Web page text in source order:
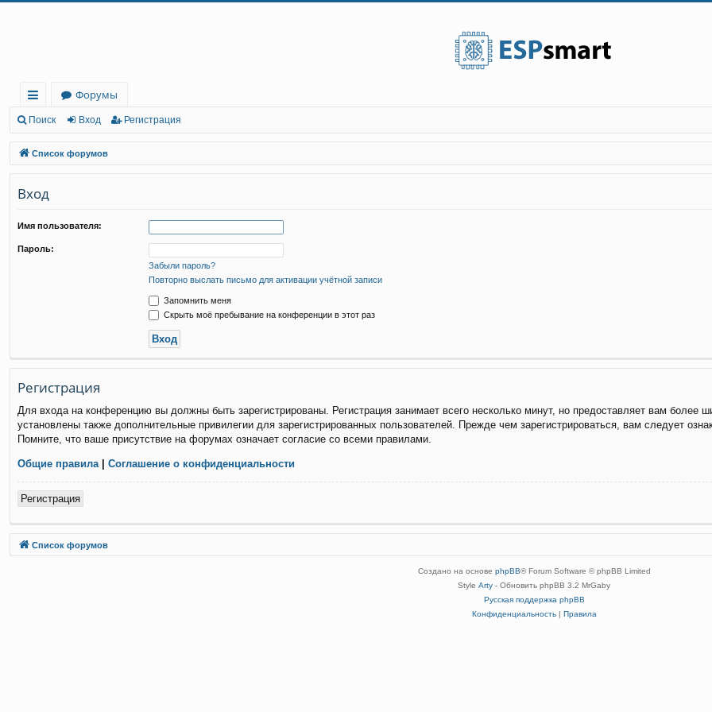
с
ы
лк
и
Форумы
Поиск Вход Регистрация
Список форумов
Вход
Имя пользователя:
Пароль:
Забыли пароль?
Повторно выслать письмо для активации учётной записи
Запомнить меня
Скрыть моё пребывание на конференции в этот раз
Регистрация
Для входа на конференцию вы должны быть зарегистрированы. Регистрация занимает всего несколько минут, но предоставляет вам более
установлены также дополнительные привилегии для зарегистрированных пользователей. Прежде чем зарегистрироваться, вам следует
Помните, что ваше присутствие на форумах означает согласие со всеми правилами.
Общие правила | Соглашение о конфиденциальности
Регистрация
Список форумов
Связаться с
Создано на основе phpBB® Forum Software © phpBB Limited
Style Arty - Обновить phpBB 3.2 MrGaby
Русская поддержка phpBB
Конфиденциальность| Правила